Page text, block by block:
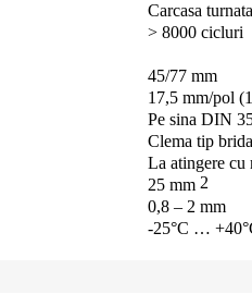
Carcasa
> 8000 cicluri
45/77 mm
17,5 mm/pol
Pe sina DIN
Clema tip brida
La atingere cu
25 mm 2
0,8 – 2 mm
-25°C …